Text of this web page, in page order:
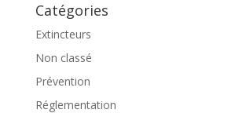
Catégories
Extincteurs
Non classé
Prévention
Réglementation